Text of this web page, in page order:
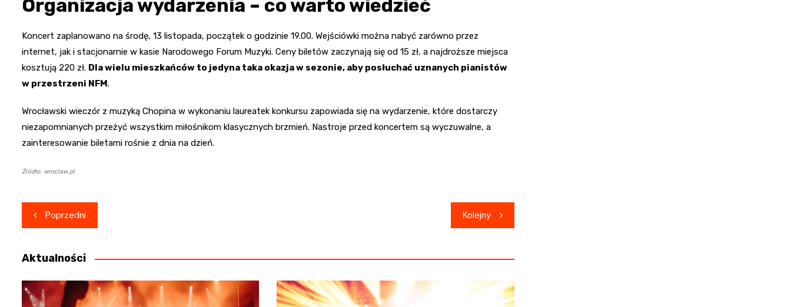
Organizacja wydarzenia – co warto wiedzieć
Koncert zaplanowano na środę, 13 listopada, początek o godzinie 19.00. Wejściówki można nabyć zarówno przez
internet, jak i stacjonarnie w kasie Narodowego Forum Muzyki. Ceny biletów zaczynają się od 15 zł, a najdroższe miejsca
kosztują 220 zł. Dla wielu mieszkańców to jedyna taka okazja w sezonie, aby posłuchać uznanych pianistów
w przestrzeni NFM.
Wrocławski wieczór z muzyką Chopina w wykonaniu laureatek konkursu zapowiada się na wydarzenie, które dostarczy
niezapomnianych przeżyć wszystkim miłośnikom klasycznych brzmień. Nastroje przed koncertem są wyczuwalne, a
zainteresowanie biletami rośnie z dnia na dzień.
Źródło: wroclaw.pl
Nawigacja
wpisu
Poprzedni Kolejny
Aktualności